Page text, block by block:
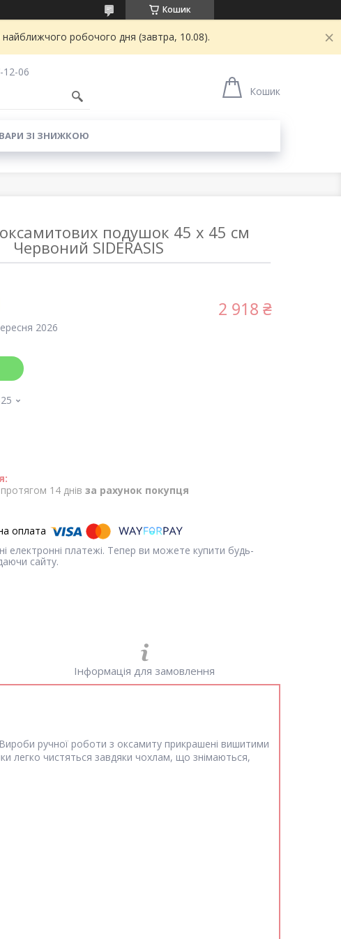
Кошик
робочого дня (завтра, 10.08).
12-06
Кошик
ЗІ ЗНИЖКОЮ
подушок 45 х 45 см
Червоний SIDERASIS
2026
2 918 ₴
14 днів за рахунок покупця
електронні платежі. Тепер ви можете купити будь-
сайту.
Інформація для замовлення
ручної роботи з оксамиту прикрашені вишитими
легко чистяться завдяки чохлам, що знімаються,